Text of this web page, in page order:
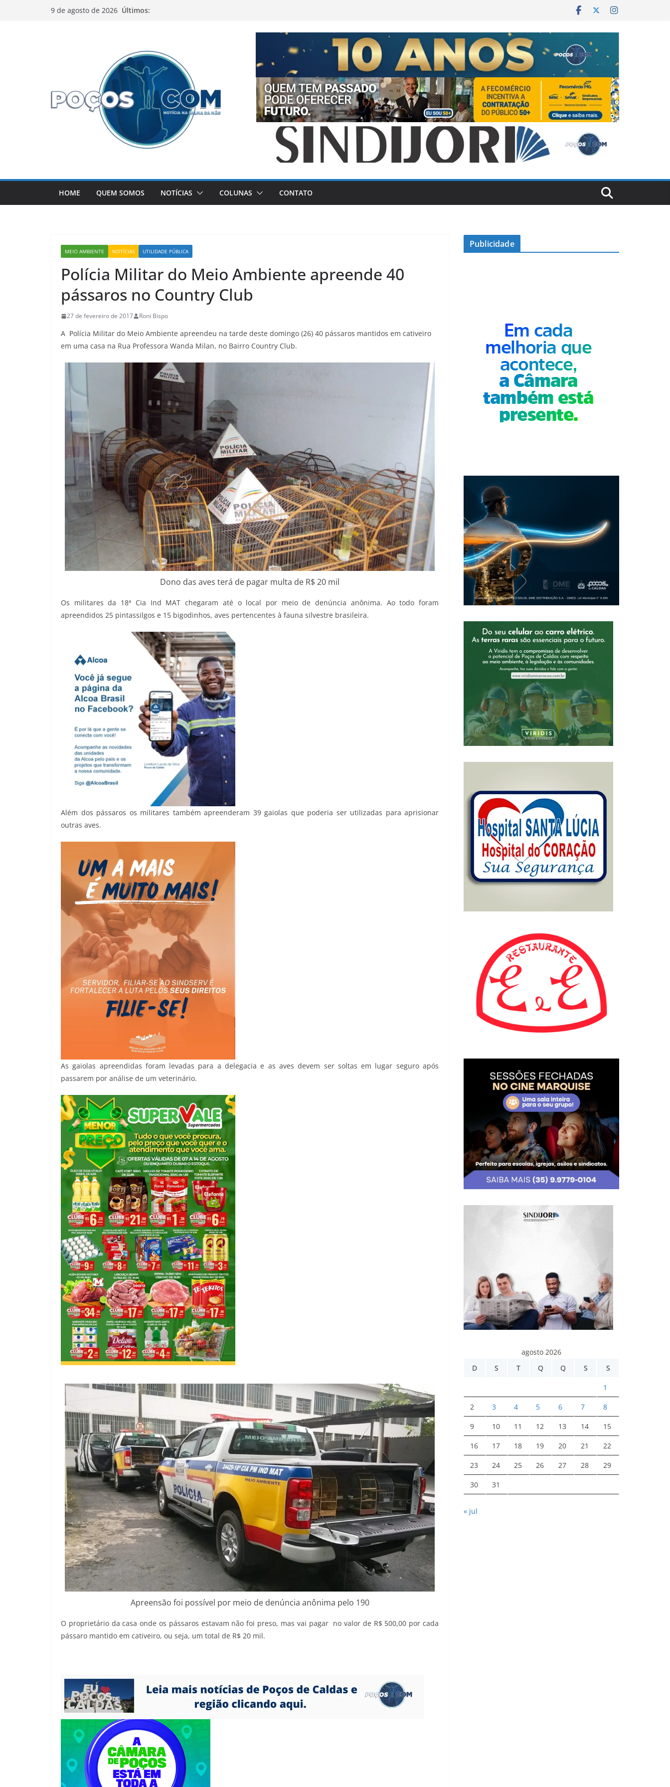
9 de agosto de 2026 Últimos:
HOME QUEM SOMOS NOTÍCIAS COLUNAS CONTATO
MEIO AMBIENTE NOTÍCIAS UTILIDADE PÚBLICA
Polícia Militar do Meio Ambiente apreende 40
pássaros no Country Club
27 de fevereiro de 2017 Roni Bispo
A Polícia Militar do Meio Ambiente apreendeu na tarde deste domingo (26) 40 pássaros mantidos em cativeiro
em uma casa na Rua Professora Wanda Milan, no Bairro Country Club.
Dono das aves terá de pagar multa de R$ 20 mil
Os militares da 18ª Cia Ind MAT chegaram até o local por meio de denúncia anônima. Ao todo foram
apreendidos 25 pintassilgos e 15 bigodinhos, aves pertencentes à fauna silvestre brasileira.
Além dos pássaros os militares também apreenderam 39 gaiolas que poderia ser utilizadas para aprisionar
outras aves.
As gaiolas apreendidas foram levadas para a delegacia e as aves devem ser soltas em lugar seguro após
passarem por análise de um veterinário.
Apreensão foi possível por meio de denúncia anônima pelo 190
O proprietário da casa onde os pássaros estavam não foi preso, mas vai pagar no valor de R$ 500,00 por cada
pássaro mantido em cativeiro, ou seja, um total de R$ 20 mil.
Publicidade
agosto 2026
D
S T Q Q S S
1
2 3 4 5 6 7 8
9 10 11 12 13 14 15
16 17 18 19 20 21 22
23 24 25 26 27 28 29
30 31
« jul